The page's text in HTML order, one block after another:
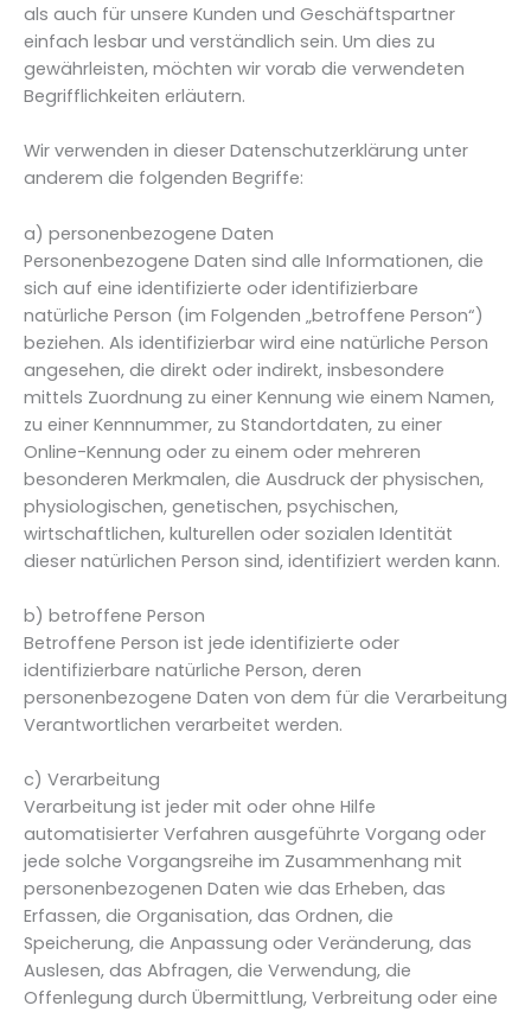
als auch für unsere Kunden und Geschäftspartner
einfach lesbar und verständlich sein. Um dies zu
gewährleisten, möchten wir vorab die verwendeten
Begrifflichkeiten erläutern.
Wir verwenden in dieser Datenschutzerklärung unter
anderem die folgenden Begriffe:
a) personenbezogene Daten
Personenbezogene Daten sind alle Informationen, die
sich auf eine identifizierte oder identifizierbare
natürliche Person (im Folgenden „betroffene Person“)
beziehen. Als identifizierbar wird eine natürliche Person
angesehen, die direkt oder indirekt, insbesondere
mittels Zuordnung zu einer Kennung wie einem Namen,
zu einer Kennnummer, zu Standortdaten, zu einer
Online-Kennung oder zu einem oder mehreren
besonderen Merkmalen, die Ausdruck der physischen,
physiologischen, genetischen, psychischen,
wirtschaftlichen, kulturellen oder sozialen Identität
dieser natürlichen Person sind, identifiziert werden kann.
b) betroffene Person
Betroffene Person ist jede identifizierte oder
identifizierbare natürliche Person, deren
personenbezogene Daten von dem für die Verarbeitung
Verantwortlichen verarbeitet werden.
c) Verarbeitung
Verarbeitung ist jeder mit oder ohne Hilfe
automatisierter Verfahren ausgeführte Vorgang oder
jede solche Vorgangsreihe im Zusammenhang mit
personenbezogenen Daten wie das Erheben, das
Erfassen, die Organisation, das Ordnen, die
Speicherung, die Anpassung oder Veränderung, das
Auslesen, das Abfragen, die Verwendung, die
Offenlegung durch Übermittlung, Verbreitung oder eine